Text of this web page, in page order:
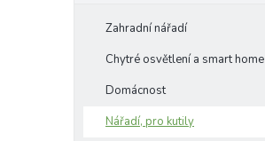
Zahradní nářadí
Chytré osvětlení a smart home
Domácnost
Nářadí, pro kutily